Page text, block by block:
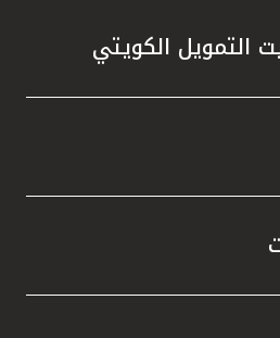
التمويل الكويتي